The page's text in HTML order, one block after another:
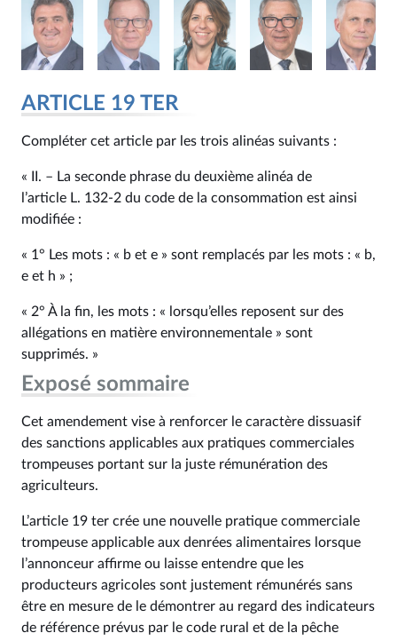
ARTICLE 19 TER
Compléter cet article par les trois alinéas suivants :
« II. – La seconde phrase du deuxième alinéa de
l’article L. 132‑2 du code de la consommation est ainsi
modifiée :
« 1° Les mots : « b et e » sont remplacés par les mots : « b,
e et h » ;
« 2° À la fin, les mots : « lorsqu’elles reposent sur des
allégations en matière environnementale » sont
supprimés. »
Exposé sommaire
Cet amendement vise à renforcer le caractère dissuasif
des sanctions applicables aux pratiques commerciales
trompeuses portant sur la juste rémunération des
agriculteurs.
L’article 19 ter crée une nouvelle pratique commerciale
trompeuse applicable aux denrées alimentaires lorsque
l’annonceur affirme ou laisse entendre que les
producteurs agricoles sont justement rémunérés sans
être en mesure de le démontrer au regard des indicateurs
de référence prévus par le code rural et de la pêche